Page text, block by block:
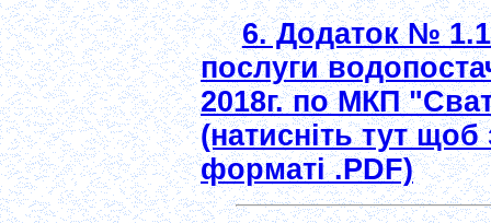
6. Додаток №
послуги
2018г. по МКП
(натисніть тут
форматі .PDF)